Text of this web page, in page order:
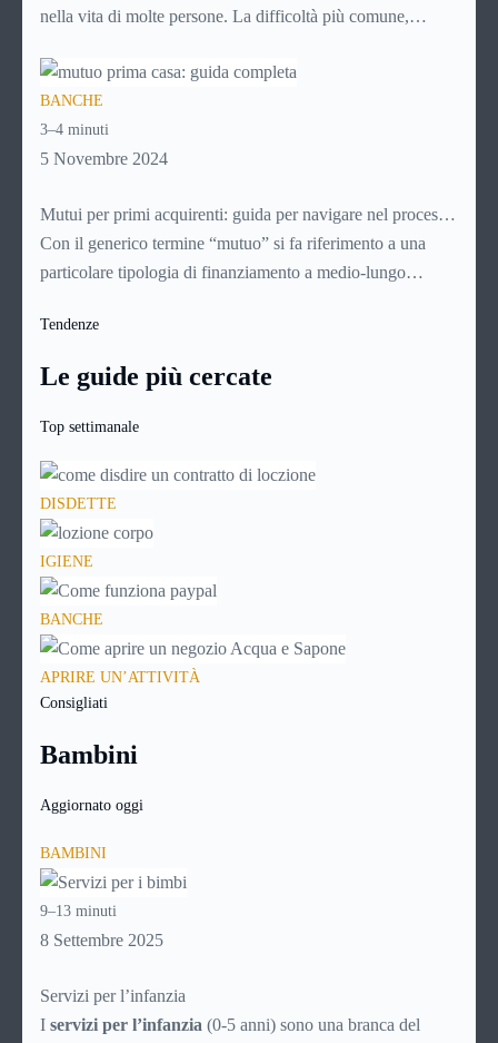
nella vita di molte persone. La difficoltà più comune,
entrano in gioco i mutui 100%, che finanziano l’intero
valore dell’immobile senza richiedere versamenti iniziali.
Analizziamone nel dettaglio le caratteristiche e i vantaggi.
BANCHE
3–4 minuti
5 Novembre 2024
Mutui per primi acquirenti: guida per navigare nel processo
di acquisto della casa
Con il generico termine “mutuo” si fa riferimento a una
particolare tipologia di finanziamento a medio-lungo
anni). Si tratta di norma di un contratto a titolo oneroso: il
capitale richiesto, ma anche una certa quota a titolo di
interessi e altre spese.
Tendenze
Le guide più cercate
Top settimanale
DISDETTE
IGIENE
BANCHE
APRIRE UN’ATTIVITÀ
Consigliati
Bambini
Aggiornato oggi
BAMBINI
9–13 minuti
8 Settembre 2025
Servizi per l’infanzia
I servizi per l’infanzia (0-5 anni) sono una branca del